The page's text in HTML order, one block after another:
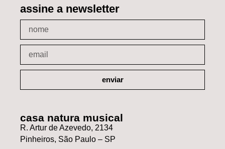
assine a newsletter
enviar
casa natura musical
R. Artur de Azevedo, 2134
Pinheiros, São Paulo – SP